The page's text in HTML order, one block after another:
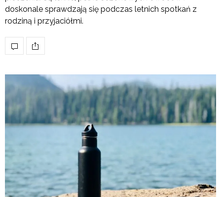
doskonale sprawdzają się podczas letnich spotkań z
rodziną i przyjaciółmi.